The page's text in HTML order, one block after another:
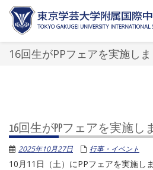
16回生がPPフェアを実施し
16回生がPPフェアを実施し
2025年10月27日 行事・イベント
10月11日（土）にPPフェアを実施し